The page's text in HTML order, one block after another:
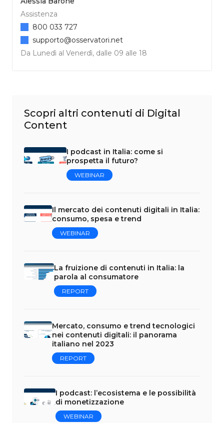
Assistenza
Da Lunedì al Venerdì, dalle 09 alle 18
800 033 727
supporto@osservatori.net
Scopri altri contenuti di Digital
Content
I podcast in Italia: come si
prospetta il futuro?
WEBINAR
Il mercato dei contenuti digitali in Italia:
consumo, spesa e trend
WEBINAR
La fruizione di contenuti in Italia: la
parola al consumatore
REPORT
Mercato, consumo e trend tecnologici
nei contenuti digitali: il panorama
italiano nel 2023
REPORT
I podcast: l’ecosistema e le possibilità
di monetizzazione
WEBINAR